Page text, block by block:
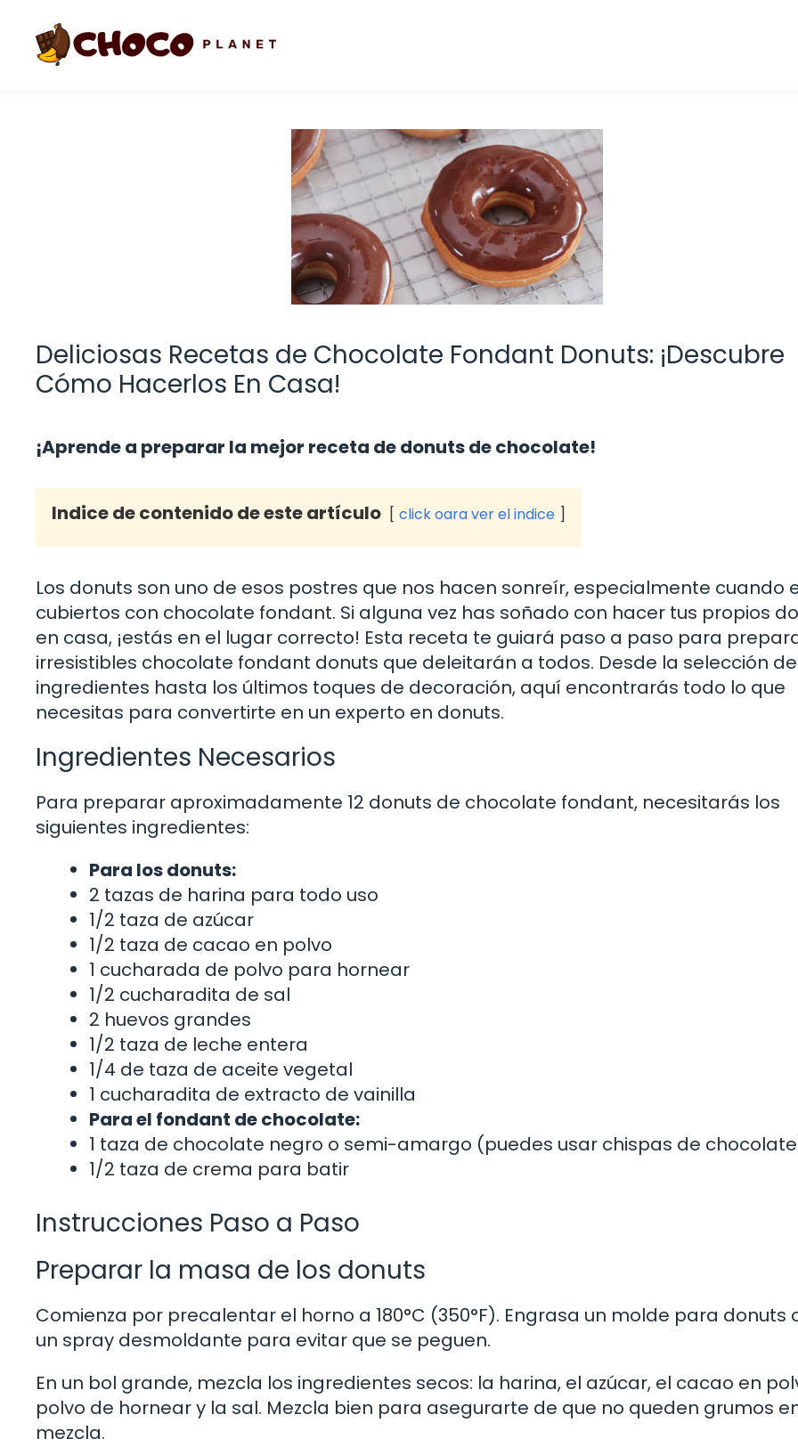
contenido
Deliciosas Recetas de Chocolate Fondant Donuts: ¡Descubre
Cómo Hacerlos En Casa!
¡Aprende a preparar la mejor receta de donuts de chocolate!
Indice de contenido de este artículo click oara ver el indice
Los donuts son uno de esos postres que nos hacen sonreír, especialmente cuando
cubiertos con chocolate fondant. Si alguna vez has soñado con hacer tus propios
en casa, ¡estás en el lugar correcto! Esta receta te guiará paso a paso para
irresistibles chocolate fondant donuts que deleitarán a todos. Desde la selección de
ingredientes hasta los últimos toques de decoración, aquí encontrarás todo lo que
necesitas para convertirte en un experto en donuts.
Ingredientes Necesarios
Para preparar aproximadamente 12 donuts de chocolate fondant, necesitarás los
siguientes ingredientes:
Para los donuts:
2 tazas de harina para todo uso
1/2 taza de azúcar
1/2 taza de cacao en polvo
1 cucharada de polvo para hornear
1/2 cucharadita de sal
2 huevos grandes
1/2 taza de leche entera
1/4 de taza de aceite vegetal
1 cucharadita de extracto de vainilla
Para el fondant de chocolate:
1 taza de chocolate negro o semi-amargo (puedes usar chispas de
1/2 taza de crema para batir
Instrucciones Paso a Paso
Preparar la masa de los donuts
Comienza por precalentar el horno a 180°C (350°F). Engrasa un molde para donuts
un spray desmoldante para evitar que se peguen.
En un bol grande, mezcla los ingredientes secos: la harina, el azúcar, el cacao en
polvo de hornear y la sal. Mezcla bien para asegurarte de que no queden grumos
mezcla.